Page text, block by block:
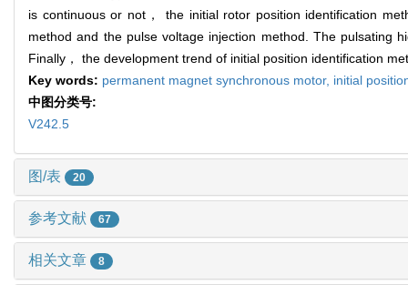
is continuous or not， the initial rotor position identification
method and the pulse voltage injection method. The pulsating
Finally， the development trend of initial position identification
Key words: permanent magnet synchronous motor, initial
中图分类号:
V242.5
图/表 20
参考文献 67
相关文章 8